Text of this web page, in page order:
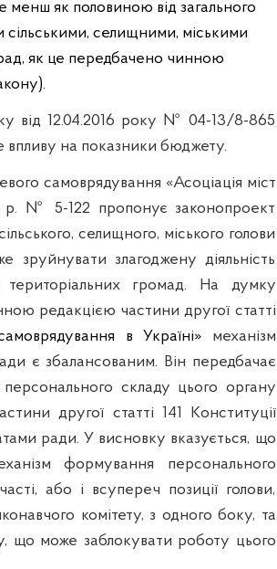
менш як половиною від загального
сільськими, селищними, міськими
як це передбачено чинною
від 12.04.2016 року № 04-13/8-865
впливу на показники бюджету.
самоврядування «Асоціація міст
р. № 5-122 пропонує законопроект
селищного, міського голови
зруйнувати злагоджену діяльність
територіальних громад. На думку
редакцією частини другої статті
в Україні» механізм
є збалансованим. Він передбачає
складу цього органу
другої статті 141 Конституції
ради. У висновку вказується, що
формування персонального
або і всупереч позиції голови,
комітету, з одного боку, та
що може заблокувати роботу цього